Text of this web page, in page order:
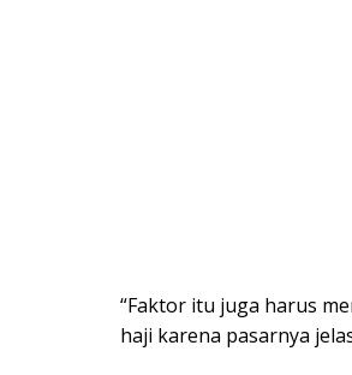
“Faktor itu juga harus
haji karena pasarnya